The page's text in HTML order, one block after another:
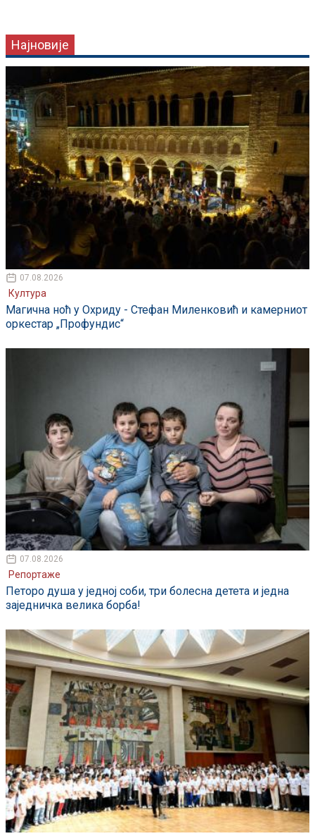
Најновије
07.08.2026
Култура
Магична ноћ у Охриду - Стефан Миленковић и камерниот
оркестар „Профундис“
07.08.2026
Репортаже
Петоро душа у једној соби, три болесна детета и једна
заједничка велика борба!